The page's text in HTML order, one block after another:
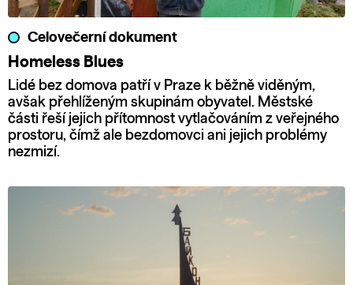
Celovečerní dokument
Homeless Blues
Lidé bez domova patří v Praze k běžně viděným,
avšak přehlíženým skupinám obyvatel. Městské
části řeší jejich přítomnost vytlačováním z veřejného
prostoru, čímž ale bezdomovci ani jejich problémy
nezmizí.